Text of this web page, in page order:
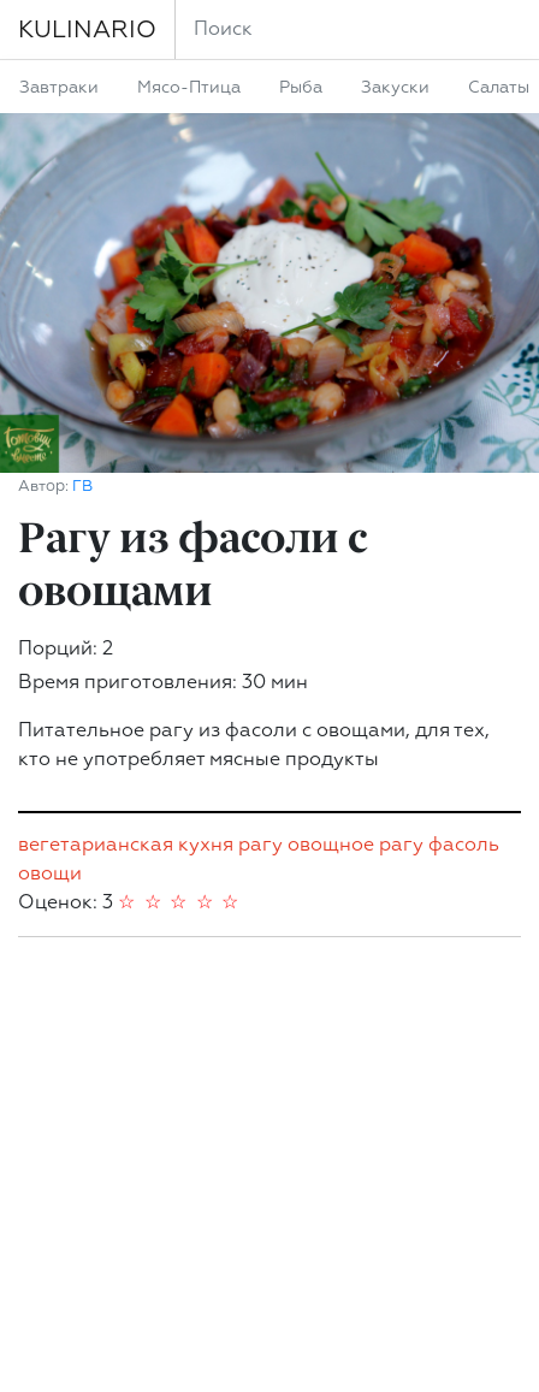
KULINARIO
Завтраки Мясо-Птица Рыба Закуски Салаты
Автор: ГВ
Рагу из фасоли с
овощами
Порций: 2
Время приготовления: 30 мин
Питательное рагу из фасоли с овощами, для тех,
кто не употребляет мясные продукты
вегетарианская кухня рагу овощное рагу фасоль
овощи
Оценок: 3
☆
☆
☆
☆
☆